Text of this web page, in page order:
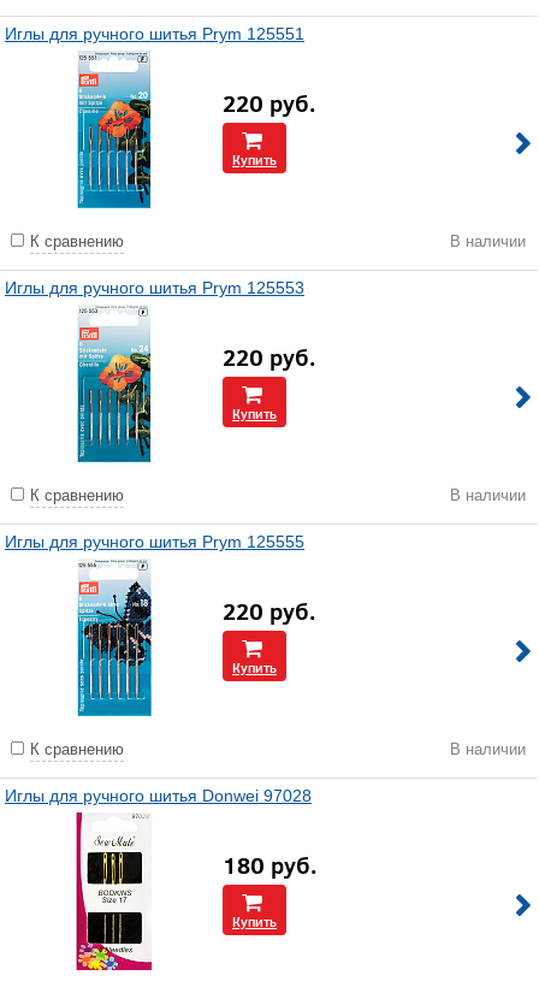
Иглы для ручного шитья Prym 125551
220 руб.
Купить
К сравнению В наличии
Иглы для ручного шитья Prym 125553
220 руб.
Купить
К сравнению В наличии
Иглы для ручного шитья Prym 125555
220 руб.
Купить
К сравнению В наличии
Иглы для ручного шитья Donwei 97028
180 руб.
Купить